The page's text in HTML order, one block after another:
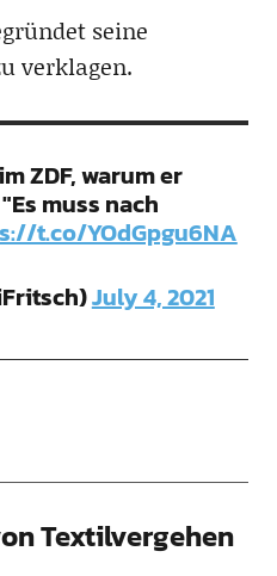
seine
verklagen.
ZDF, warum er
muss nach
t.co/YOdGpgu6NA
July 4, 2021
Textilvergehen